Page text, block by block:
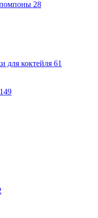
28
для коктейля 61
149